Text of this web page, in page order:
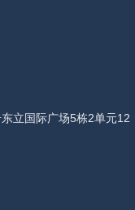
立国际广场5栋2单元12